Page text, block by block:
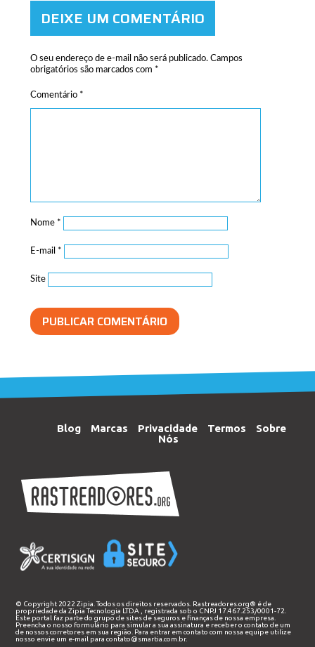
DEIXE UM COMENTÁRIO
O seu endereço de e-mail não será publicado. Campos
obrigatórios são marcados com *
Comentário *
Nome *
E-mail *
Site
Blog Marcas Privacidade Termos
Sobre
Nós
© Copyright 2022 Zipia. Todos os direitos reservados. Rastreadores.org® é de
propriedade daZipia Tecnologia LTDA
, registrada sob o CNPJ 17.467.253/0001-72.
Este portal faz parte do grupo de sites de seguros e finanças de nossa empresa.
Preencha o nosso formulário para simular a sua assinatura e receber o contato de um
de nossos corretores em sua região. Para entrar em contato com nossa equipe utilize
nosso envie um e-mail paracontato@smartia.com.br.